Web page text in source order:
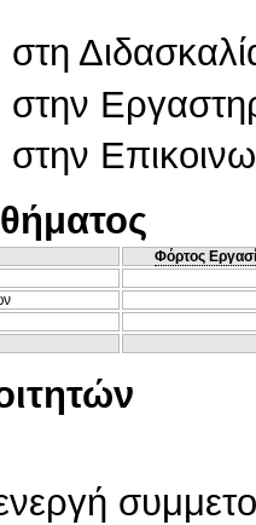
Φόρτος